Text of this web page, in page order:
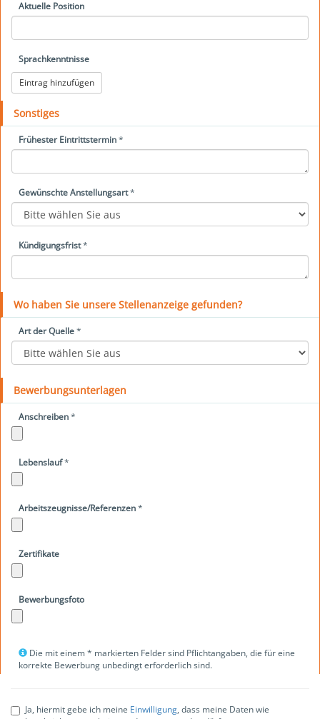
Aktuelle Position
Sprachkenntnisse
Eintrag hinzufügen
Sonstiges
Frühester Eintrittstermin*
Gewünschte Anstellungsart*
Kündigungsfrist*
Wo haben Sie unsere Stellenanzeige gefunden?
Art der Quelle*
Bewerbungsunterlagen
Anschreiben*
Lebenslauf*
Arbeitszeugnisse/Referenzen*
Zertifikate
Bewerbungsfoto
Die mit einem * markierten Felder sind Pflichtangaben, die für eine
korrekte Bewerbung unbedingt erforderlich sind.
Ja, hiermit gebe ich meine Einwilligung, dass meine Daten wie